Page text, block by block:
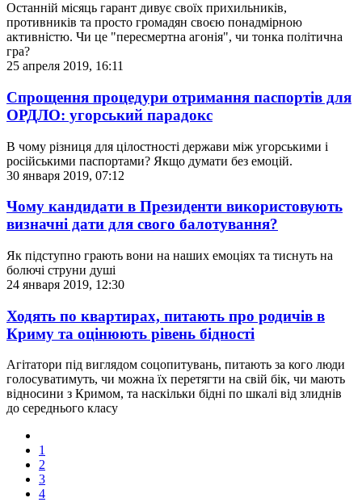
Останній місяць гарант дивує своїх прихильників,
противників та просто громадян своєю понадмірною
активністю. Чи це "пересмертна агонія", чи тонка політична
гра?
25 апреля 2019, 16:11
Спрощення процедури отримання паспортів для
ОРДЛО: угорський парадокс
В чому різниця для цілостності держави між угорськими і
російськими паспортами? Якщо думати без емоцій.
30 января 2019, 07:12
Чому кандидати в Президенти використовують
визначні дати для свого балотування?
Як підступно грають вони на наших емоціях та тиснуть на
болючі струни душі
24 января 2019, 12:30
Ходять по квартирах, питають про родичів в
Криму та оцінюють рівень бідності
Агітатори під виглядом соцопитувань, питають за кого люди
голосуватимуть, чи можна їх перетягти на свій бік, чи мають
відносини з Кримом, та наскільки бідні по шкалі від злиднів
до середнього класу
1
2
3
4